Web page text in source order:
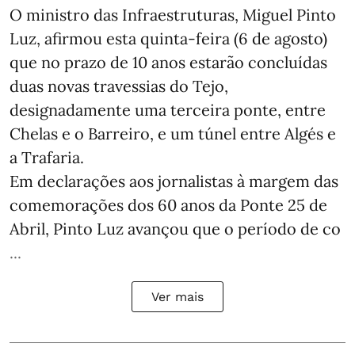
O ministro das Infraestruturas, Miguel Pinto
Luz, afirmou esta quinta-feira (6 de agosto)
que no prazo de 10 anos estarão concluídas
duas novas travessias do Tejo,
designadamente uma terceira ponte, entre
Chelas e o Barreiro, e um túnel entre Algés e
a Trafaria.
Em declarações aos jornalistas à margem das
comemorações dos 60 anos da Ponte 25 de
Abril, Pinto Luz avançou que o período de co
...
Ver mais